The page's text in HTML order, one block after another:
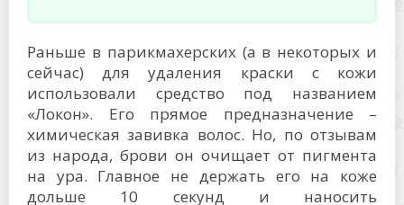
Раньше в парикмахерских (а в некоторых и
сейчас) для удаления краски с кожи
использовали средство под названием
«Локон». Его прямое предназначение –
химическая завивка волос. Но, по отзывам
из народа, брови он очищает от пигмента
на ура. Главное не держать его на коже
дольше 10 секунд и наносить